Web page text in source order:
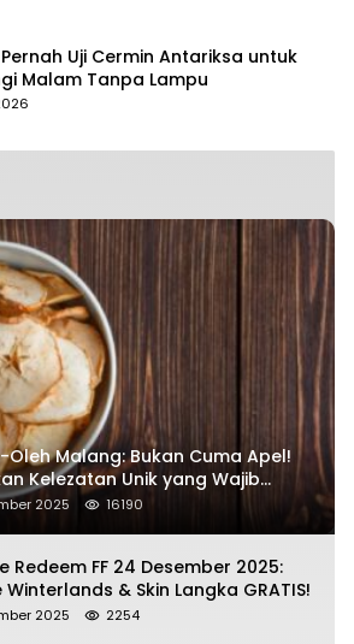
Uji Cermin Antariksa untuk
Malam Tanpa Lampu
Oleh Malang: Bukan Cuma Apel!
Kelezatan Unik yang Wajib
2025 16190
Redeem FF 24 Desember 2025:
Winterlands & Skin Langka GRATIS!
2025 2254